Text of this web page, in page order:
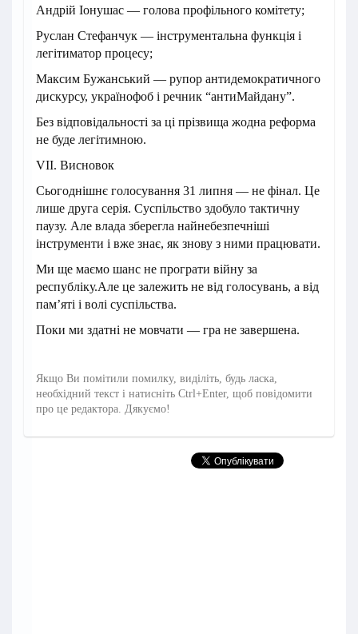
Андрій Іонушас — голова профільного комітету;
Руслан Стефанчук — інструментальна функція і
легітиматор процесу;
Максим Бужанський — рупор антидемократичного
дискурсу, українофоб і речник “антиМайдану”.
Без відповідальності за ці прізвища жодна реформа
не буде легітимною.
VII. Висновок
Сьогоднішнє голосування 31 липня — не фінал. Це
лише друга серія. Суспільство здобуло тактичну
паузу. Але влада зберегла найнебезпечніші
інструменти і вже знає, як знову з ними працювати.
Ми ще маємо шанс не програти війну за
республіку.Але це залежить не від голосувань, а від
пам’яті і волі суспільства.
Поки ми здатні не мовчати — гра не завершена.
Якщо Ви помітили помилку, виділіть, будь ласка,
необхідний текст і натисніть Ctrl+Enter, щоб повідомити
про це редактора. Дякуємо!